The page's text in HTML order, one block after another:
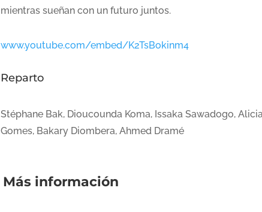
mientras sueñan con un futuro juntos.
www.youtube.com/embed/K2TsBokinm4
Reparto
Stéphane Bak, Dioucounda Koma, Issaka Sawadogo,
Gomes, Bakary Diombera, Ahmed Dramé
Más información